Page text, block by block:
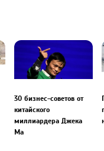
30 бизнес-советов от
китайского
миллиардера Джека
Ма